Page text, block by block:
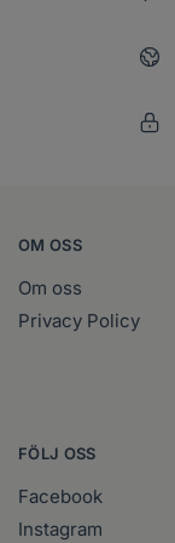
OM OSS
Om oss
Privacy Policy
FÖLJ OSS
Facebook
Instagram